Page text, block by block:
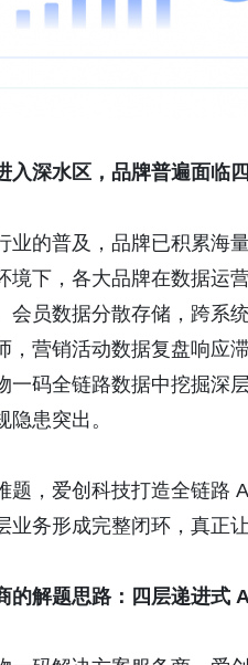
入深水区 ， 品牌普遍面临
业的普及，品牌已积累海
境下，各大品牌在数据运
会员数据分散存储，跨系
，营销活动数据复盘响应
一码全链路数据中挖掘深
患突出。
题，爱创科技打造全链路
业务形成完整闭环，真正
的解题思路：四层递进式